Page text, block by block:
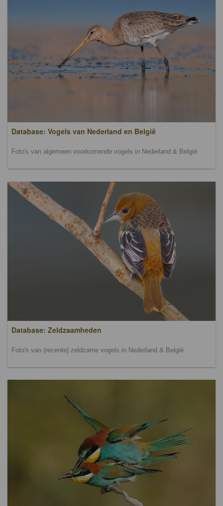
Database: Vogels van Nederland en België
Foto's van algemeen voorkomende vogels in Nederland & België
Database: Zeldzaamheden
Foto's van (recente) zeldzame vogels in Nederland & België